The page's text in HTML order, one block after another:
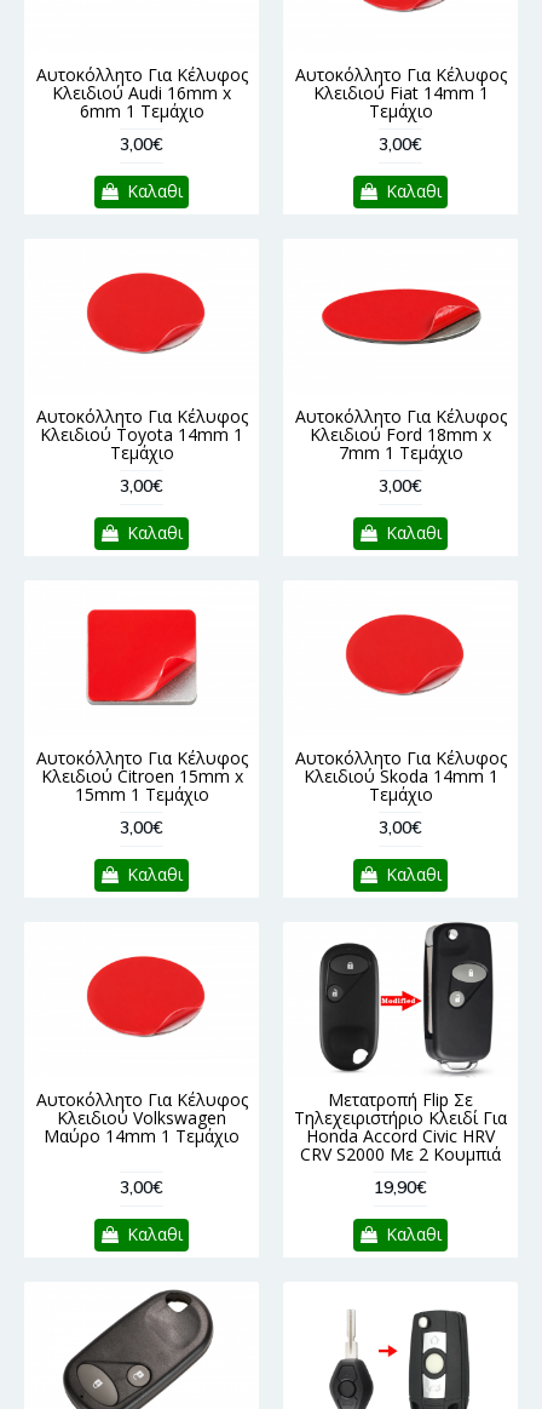
Αυτοκόλλητο Για Κέλυφος
Κλειδιού Audi 16mm x
6mm 1 Τεμάχιο
3,00€
Καλαθι
Αυτοκόλλητο Για Κέλυφος
Κλειδιού Fiat 14mm 1
Τεμάχιο
3,00€
Καλαθι
Αυτοκόλλητο Για Κέλυφος
Κλειδιού Toyota 14mm 1
Τεμάχιο
3,00€
Καλαθι
Αυτοκόλλητο Για Κέλυφος
Κλειδιού Ford 18mm x
7mm 1 Τεμάχιο
3,00€
Καλαθι
Αυτοκόλλητο Για Κέλυφος
Κλειδιού Citroen 15mm x
15mm 1 Τεμάχιο
3,00€
Καλαθι
Αυτοκόλλητο Για Κέλυφος
Κλειδιού Skoda 14mm 1
Τεμάχιο
3,00€
Καλαθι
Αυτοκόλλητο Για Κέλυφος
Κλειδιού Volkswagen
Μαύρο 14mm 1 Τεμάχιο
3,00€
Καλαθι
Μετατροπή Flip Σε
Τηλεχειριστήριο Κλειδί Για
Honda Accord Civic HRV
CRV S2000 Με 2 Κουμπιά
19,90€
Καλαθι